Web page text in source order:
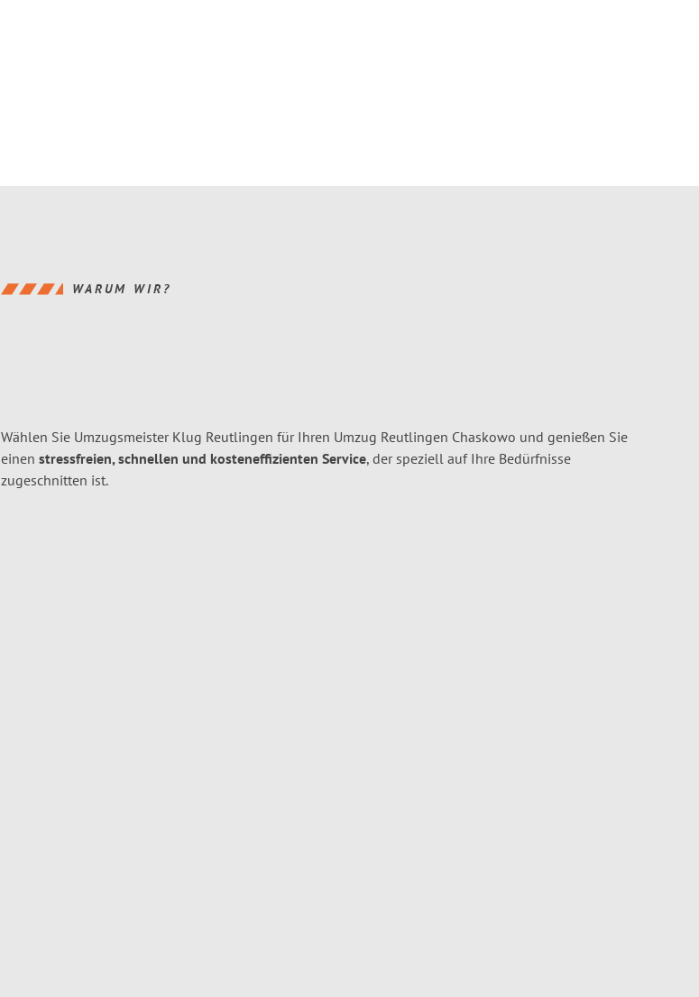
WARUM WIR?
Wählen Sie Umzugsmeister Klug Reutlingen für Ihren Umzug Reutlingen Chaskowo und genießen Sie
einen stressfreien, schnellen und kosteneffizienten Service, der speziell auf Ihre Bedürfnisse
zugeschnitten ist.